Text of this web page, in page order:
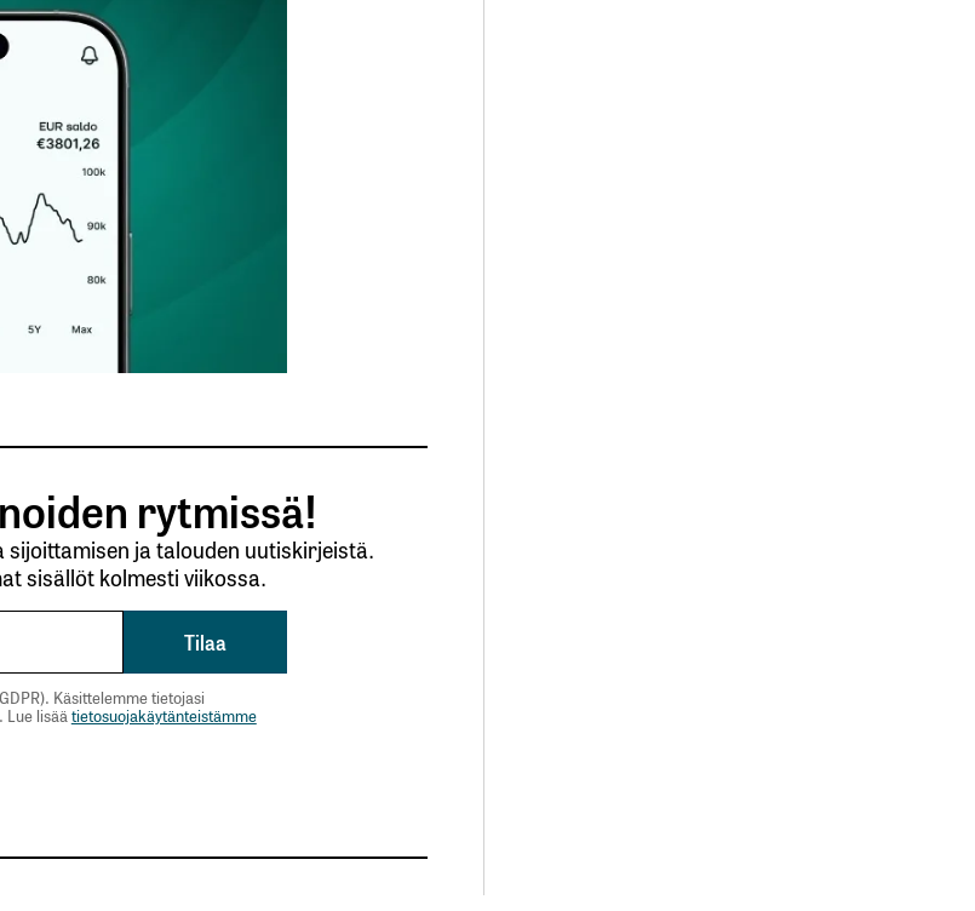
rytmissä!
sijoittamisen ja talouden uutiskirjeistä.
sisällöt kolmesti viikossa.
Käsittelemme tietojasi
Lue lisäätietosuojakäytänteistämme